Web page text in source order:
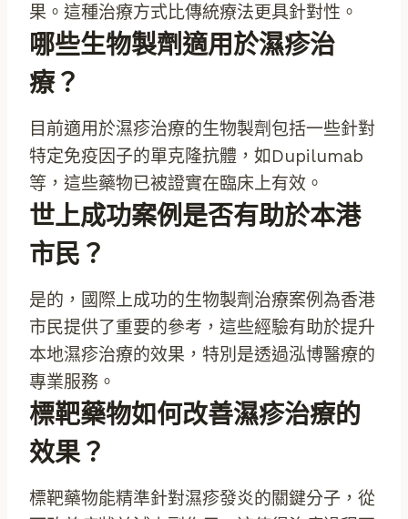
果。這種治療方式比傳統療法更具針對性。
哪些生物製劑適用於濕疹治
療？
目前適用於濕疹治療的生物製劑包括一些針對
特定免疫因子的單克隆抗體，如Dupilumab
等，這些藥物已被證實在臨床上有效。
世上成功案例是否有助於本港
市民？
是的，國際上成功的生物製劑治療案例為香港
市民提供了重要的參考，這些經驗有助於提升
本地濕疹治療的效果，特別是透過泓博醫療的
專業服務。
標靶藥物如何改善濕疹治療的
效果？
標靶藥物能精準針對濕疹發炎的關鍵分子，從